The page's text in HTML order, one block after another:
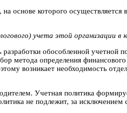
основе которого осуществляется
учета этой организации
обособленной учетной
метода определения
возникает необходимость
Учетная политика
не подлежит, за исключением